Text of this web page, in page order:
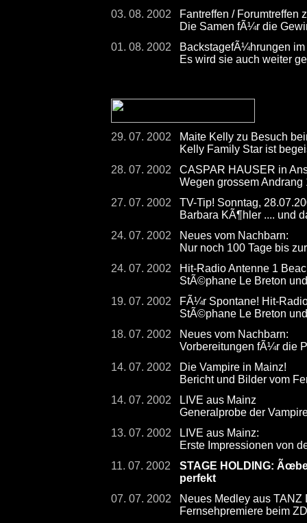
03. 08. 2002
Fantreffen / Forumtreffen
Die Samen fÃ¼r die
01. 08. 2002
BackstagefÃ¼hrungen
Es wird sie auch weiter
29. 07. 2002
Maite Kelly zu Besuch
Kelly Family Star ist
28. 07. 2002
CASPAR HAUSER in
Wegen grossem
27. 07. 2002
TV-Tip! Sonntag,
Barbara KÃ¶hler .... und
24. 07. 2002
Neues vom Nachbarn:
Nur noch 100 Tage bis
24. 07. 2002
Hit-Radio Antenne 1
StÃ©phane Le Breton
19. 07. 2002
FÃ¼r Spontane! Hit-
StÃ©phane Le Breton
18. 07. 2002
Neues vom Nachbarn:
Vorbereitungen fÃ¼r die
14. 07. 2002
Die Vampire in Mainz!
Bericht und Bilder vom
14. 07. 2002
LIVE aus Mainz
Generalprobe der
13. 07. 2002
LIVE aus Mainz:
Erste Impressionen von
11. 07. 2002
STAGE HOLDING:
perfekt
07. 07. 2002
Neues Medley aus TANZ
Fernsehpremiere beim